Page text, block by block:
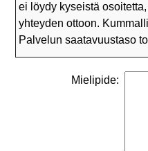
ei löydy kyseistä
yhteyden ottoon.
Palvelun saatavuustaso
Mielipide: